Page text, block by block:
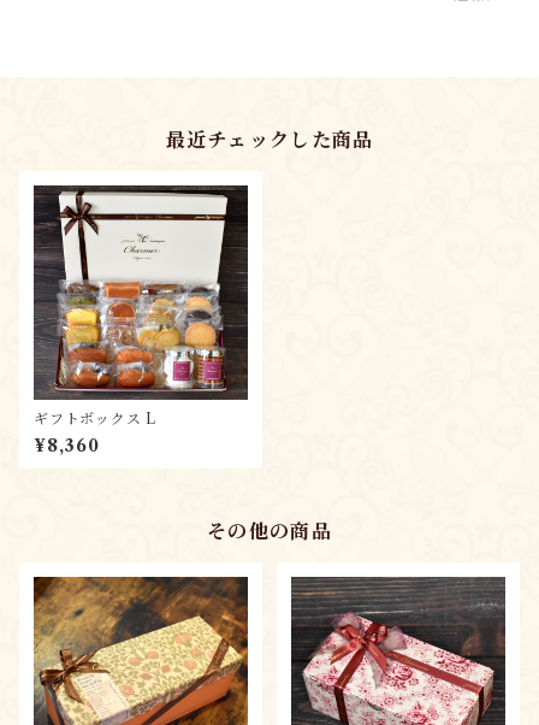
最近チェックした商品
ギフトボックス L
¥8,360
その他の商品